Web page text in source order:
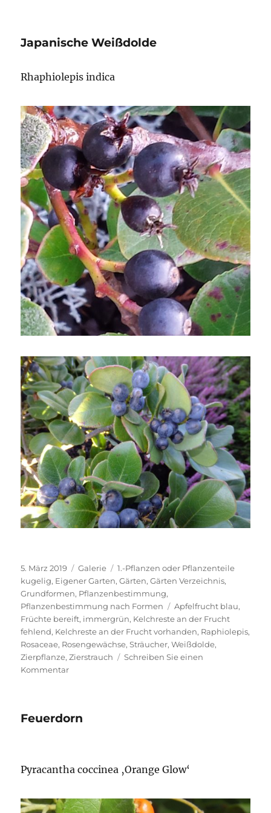
Japanische Weißdolde
Rhaphiolepis indica
Veröffentlicht
am
5. März 2019 Format
Galerie Kategorien
1.-Pflanzen oder Pflanzenteile
kugelig, Eigener Garten,Gärten,Gärten Verzeichnis,
Grundformen, Pflanzenbestimmung,
Pflanzenbestimmung nach Formen
Schlagwörter
Apfelfrucht blau,
Früchte bereift, immergrün, Kelchreste an der Frucht
fehlend, Kelchreste an der Frucht vorhanden, Raphiolepis,
Rosaceae, Rosengewächse,Sträucher,Weißdolde,
Zierpflanze,Zierstrauch
Schreiben Sie einen
Kommentarzu
Feuerdorn
Pyracantha coccinea ‚Orange Glow‘